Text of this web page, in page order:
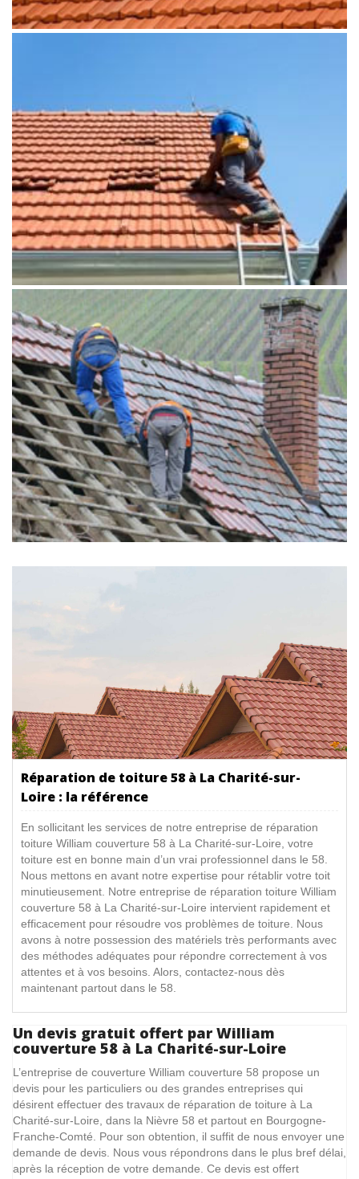
Réparation de toiture 58 à La Charité-sur-
Loire : la référence
En sollicitant les services de notre entreprise de réparation
toiture William couverture 58 à La Charité-sur-Loire, votre
toiture est en bonne main d’un vrai professionnel dans le 58.
Nous mettons en avant notre expertise pour rétablir votre toit
minutieusement. Notre entreprise de réparation toiture William
couverture 58 à La Charité-sur-Loire intervient rapidement et
efficacement pour résoudre vos problèmes de toiture. Nous
avons à notre possession des matériels très performants avec
des méthodes adéquates pour répondre correctement à vos
attentes et à vos besoins. Alors, contactez-nous dès
maintenant partout dans le 58.
Un devis gratuit offert par William
couverture 58 à La Charité-sur-Loire
L’entreprise de couverture William couverture 58 propose un
devis pour les particuliers ou des grandes entreprises qui
désirent effectuer des travaux de réparation de toiture à La
Charité-sur-Loire, dans la Nièvre 58 et partout en Bourgogne-
Franche-Comté. Pour son obtention, il suffit de nous envoyer une
demande de devis. Nous vous répondrons dans le plus bref délai,
après la réception de votre demande. Ce devis est offert